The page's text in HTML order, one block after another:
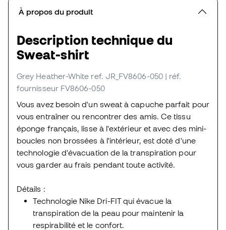
À propos du produit
Description technique du
Sweat-shirt
Grey Heather-White ref. JR_FV8606-050 | réf.
fournisseur FV8606-050
Vous avez besoin d'un sweat à capuche parfait pour
vous entraîner ou rencontrer des amis. Ce tissu
éponge français, lisse à l'extérieur et avec des mini-
boucles non brossées à l'intérieur, est doté d'une
technologie d'évacuation de la transpiration pour
vous garder au frais pendant toute activité.
Détails :
Technologie Nike Dri-FIT qui évacue la
transpiration de la peau pour maintenir la
respirabilité et le confort.